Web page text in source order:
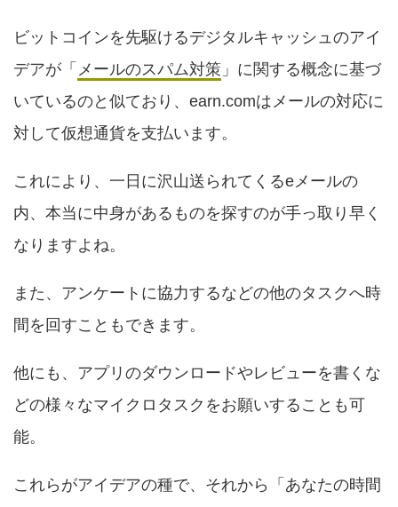
ビットコインを先駆けるデジタルキャッシュのアイ
デアが「 メールのスパム対策 」に関する概念に基づ
いているのと似ており、earn.comはメールの対応に
対して仮想通貨を支払います。
これにより、一日に沢山送られてくるeメールの
内、本当に中身があるものを探すのが手っ取り早く
なりますよね。
また、アンケートに協力するなどの他のタスクへ時
間を回すこともできます。
他にも、アプリのダウンロードやレビューを書くな
どの様々なマイクロタスクをお願いすることも可
能。
これらがアイデアの種で、それから「あなたの時間